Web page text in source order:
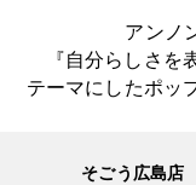
アンノ
『自分らしさを
テーマにしたポッ
そごう広島店